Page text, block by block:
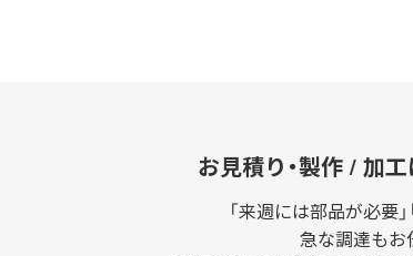
当社は、法令
5.個人情報の
お見積り・製作 / 加
「来週には部品が必要
急な調達もお